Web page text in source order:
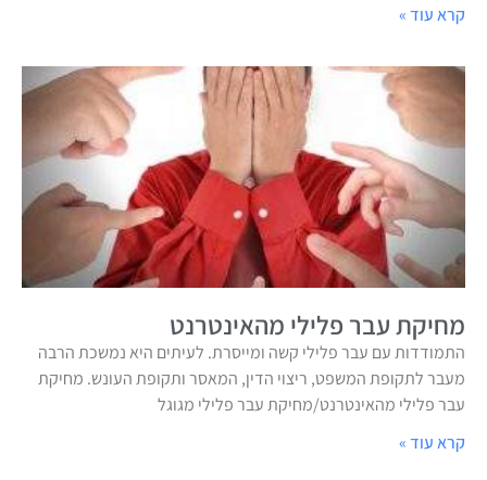
קרא עוד »
מחיקת עבר פלילי מהאינטרנט
התמודדות עם עבר פלילי קשה ומייסרת. לעיתים היא נמשכת הרבה
מעבר לתקופת המשפט, ריצוי הדין, המאסר ותקופת העונש. מחיקת
עבר פלילי מהאינטרנט/מחיקת עבר פלילי מגוגל
קרא עוד »